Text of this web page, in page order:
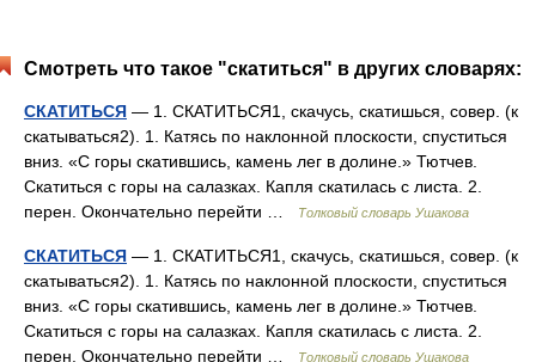
Смотреть что такое "скатиться" в других словарях:
СКАТИТЬСЯ — 1. СКАТИТЬСЯ1, скачусь, скатишься, совер. (к
скатываться2). 1. Катясь по наклонной плоскости, спуститься
вниз. «С горы скатившись, камень лег в долине.» Тютчев.
Скатиться с горы на салазках. Капля скатилась с листа. 2.
перен. Окончательно перейти …
Толковый словарь Ушакова
СКАТИТЬСЯ — 1. СКАТИТЬСЯ1, скачусь, скатишься, совер. (к
скатываться2). 1. Катясь по наклонной плоскости, спуститься
вниз. «С горы скатившись, камень лег в долине.» Тютчев.
Скатиться с горы на салазках. Капля скатилась с листа. 2.
перен. Окончательно перейти …
Толковый словарь Ушакова